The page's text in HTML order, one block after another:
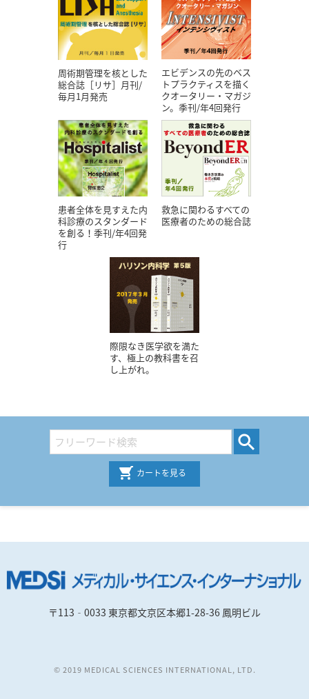
周術期管理を核とした
総合誌［リサ］月刊/
毎月1月発売
エビデンスの先のベス
トプラクティスを描く
クオータリー・マガジ
ン。季刊/年4回発行
患者全体を見すえた内
科診療のスタンダード
を創る！季刊/年4回発
行
救急に関わるすべての
医療者のための総合誌
際限なき医学欲を満た
す、極上の教科書を召
し上がれ。
カートを見る
〒113‐0033 東京都文京区本郷1-28-36 鳳明ビル
© 2019 MEDICAL SCIENCES INTERNATIONAL, LTD.